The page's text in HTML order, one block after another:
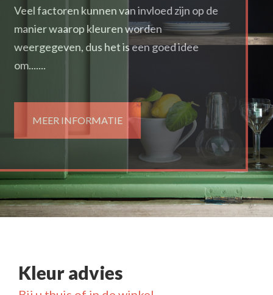
Veel factoren kunnen van invloed zijn op de
manier waarop kleuren worden
weergegeven, dus het is een goed idee
om.......
MEER INFORMATIE
Kleur advies